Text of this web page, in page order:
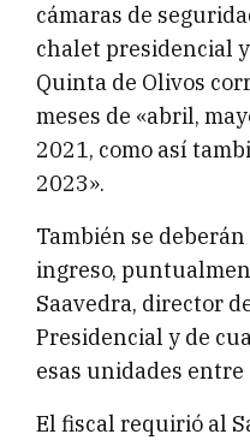
cámaras de
chalet presidencial
Quinta de Olivos
meses de «abril,
2021, como así
2023».
También se
ingreso,
Saavedra, director
Presidencial y de
esas unidades
El fiscal requirió al